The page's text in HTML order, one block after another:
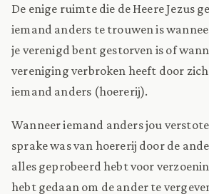
De enige ruimte die de Heere Jezus
iemand anders te trouwen is
je verenigd bent gestorven is of
vereniging verbroken heeft door
iemand anders (hoererij).
Wanneer iemand anders jou
sprake was van hoererij door de
alles geprobeerd hebt voor
hebt gedaan om de ander te